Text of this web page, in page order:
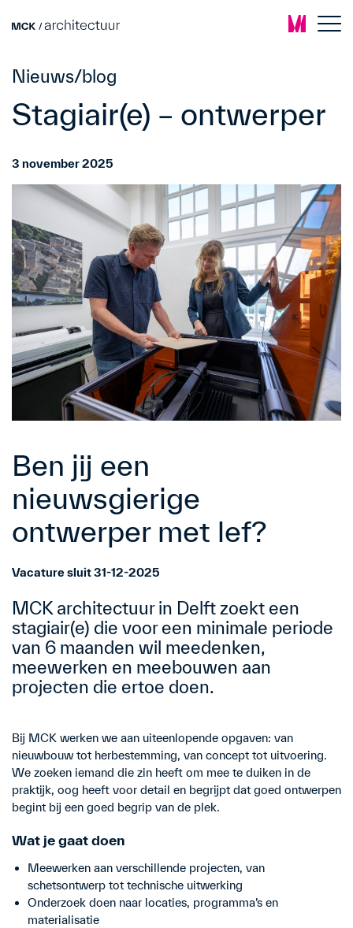
Nieuws/blog
Stagiair(e) – ontwerper
3 november 2025
Ben jij een
nieuwsgierige
ontwerper met lef?
Vacature sluit 31-12-2025
MCK architectuur in Delft zoekt een
stagiair(e) die voor een minimale periode
van 6 maanden wil meedenken,
meewerken en meebouwen aan
projecten die ertoe doen.
Bij MCK werken we aan uiteenlopende opgaven: van
nieuwbouw tot herbestemming, van concept tot uitvoering.
We zoeken iemand die zin heeft om mee te duiken in de
praktijk, oog heeft voor detail en begrijpt dat goed ontwerpen
begint bij een goed begrip van de plek.
Wat je gaat doen
Meewerken aan verschillende projecten, van
schetsontwerp tot technische uitwerking
Onderzoek doen naar locaties, programma’s en
materialisatie